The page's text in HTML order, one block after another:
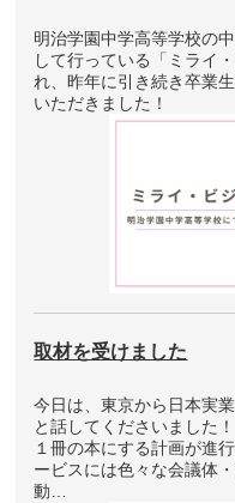
明治学園中学高等学校の
して行っている「ミライ
れ、昨年に引き続き卒業
いただきました
取材を受けました
今日は、東京から日本実
と話してくださいました
１冊の本にする計画が進
ービスには色々な会議体
動…